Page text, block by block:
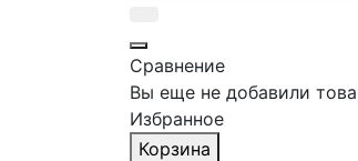
Сравнение
Вы еще не добавили
Избранное
Корзина